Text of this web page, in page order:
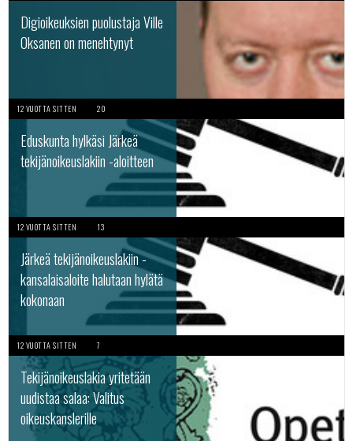
Digioikeuksien puolustaja Ville
Oksanen on menehtynyt
12 VUOTTA SITTEN 20
Eduskunta hylkäsi Järkeä
tekijänoikeuslakiin -aloitteen
12 VUOTTA SITTEN 13
Järkeä tekijänoikeuslakiin -
kansalaisaloite halutaan hylätä
kokonaan
12 VUOTTA SITTEN 7
Tekijänoikeuslakia yritetään
uudistaa salaa: Valitus
oikeuskanslerille